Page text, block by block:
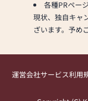
各種PRペー
現状、独自キャ
ざいます。予め
運営会社サービス利用